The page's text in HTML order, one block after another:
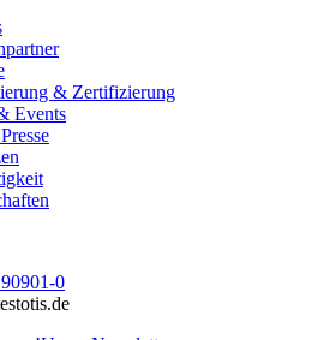
& Zertifizierung
Events
0